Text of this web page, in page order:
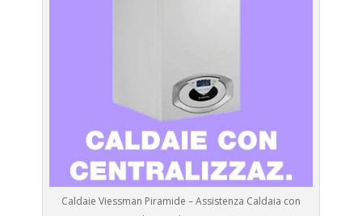
Caldaie Viessman Piramide – Assistenza Caldaia con